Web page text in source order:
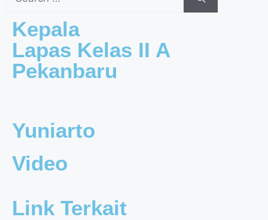
Kepala
Lapas Kelas II A
Pekanbaru
Yuniarto
Video
Link Terkait